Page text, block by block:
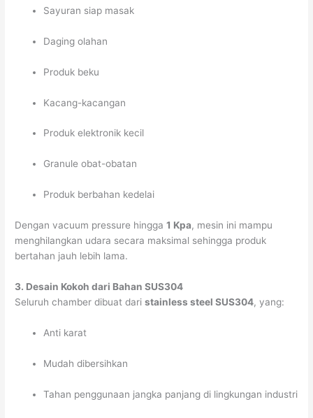
Sayuran siap masak
Daging olahan
Produk beku
Kacang-kacangan
Produk elektronik kecil
Granule obat-obatan
Produk berbahan kedelai
Dengan vacuum pressure hingga1 Kpa, mesin ini mampu
menghilangkan udara secara maksimal sehingga produk
bertahan jauh lebih lama.
3. Desain Kokoh dari Bahan SUS304
Seluruh chamber dibuat daristainless steel SUS304, yang:
Anti karat
Mudah dibersihkan
Tahan penggunaan jangka panjang di lingkungan industri